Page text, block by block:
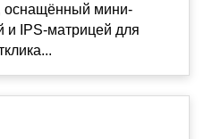
оснащённый мини-
и IPS-матрицей для